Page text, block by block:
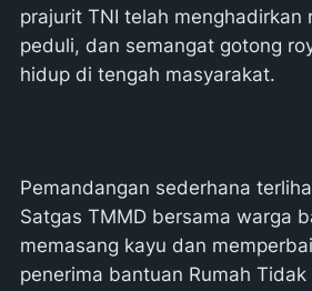
prajurit TNI telah menghadirkan
peduli, dan semangat gotong
hidup di tengah masyarakat.
Pemandangan sederhana
Satgas TMMD bersama warga
memasang kayu dan
penerima bantuan Rumah Tidak